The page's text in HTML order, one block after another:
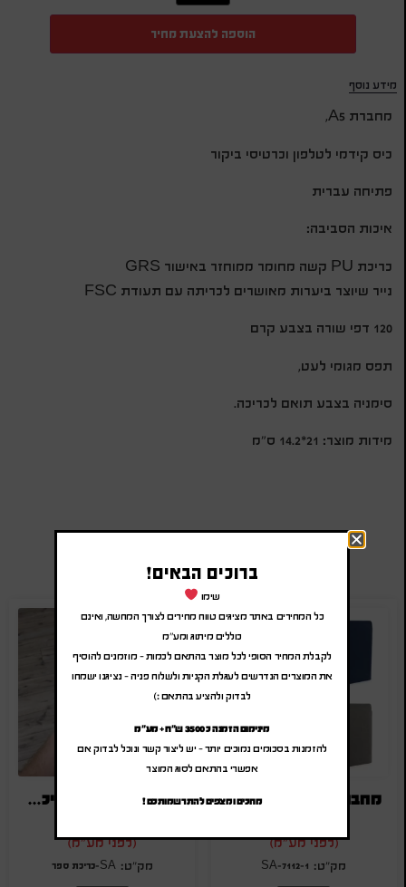
הוספה להצעת מחיר
מידע נוסף
מחברת A5,
כיס קידמי לטלפון וכרטיסי ביקור
פתיחה עברית
איכות הסביבה:
כריכת PU קשה מחומר ממוחזר באישור GRS
נייר שיוצר ביערות מאושרים לכריתה עם תעודת FSC
120 דפי שורה בצבע קרם
תפס מגומי לעט,
סימניה בצבע תואם לכריכה.
מידות מוצר: 21*14.2 ס”מ
מוצרים משודרגים
מחברת עסקים עם לוגו
(לפני מע"מ)
SA-7112-1
מחברת ממותגת כריכת ספר רכה
(לפני מע"מ)
SA-כריכת ספר
ברוכים הבאים!
שימו
כל המחירים באתר מציגים טווח מחירים לצורך המחשה, ואינם
כוללים מיתוג ומע"מ
לקבלת המחיר הסופי לכל מוצר בהתאם לכמות – מוזמנים להוסיף
את המוצרים הנדרשים לעגלת הקניות ולשלוח פניה – נציגנו ישמחו
לבדוק ולהציע בהתאם :)
מינימום הזמנה כ 3500 ש"ח + מע"מ
להזמנות בסכומים נמוכים יותר – יש ליצור קשר ונוכל לבדוק אם
אפשרי בהתאם לסוג המוצר
מחכים ומצפים להתרשמותכם !